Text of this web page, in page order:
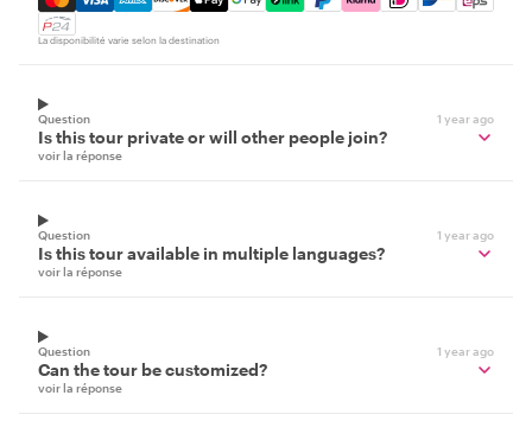
La disponibilité varie selon la destination
Question 1 year ago
Is this tour private or will other people join?
voir la réponse
Question 1 year ago
Is this tour available in multiple languages?
voir la réponse
Question 1 year ago
Can the tour be customized?
voir la réponse